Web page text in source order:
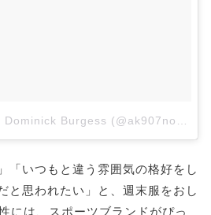
「いつもと違う雰囲気の格好をし
と思われたい」と、週末服をおし
には、スポーツブランドがぴっ